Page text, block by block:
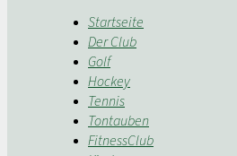
Startseite
Der Club
Golf
Hockey
Tennis
Tontauben
FitnessClub